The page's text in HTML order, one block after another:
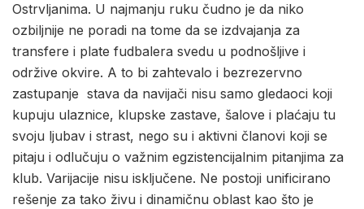
Ostrvljanima. U najmanju ruku čudno je da niko
ozbiljnije ne poradi na tome da se izdvajanja za
transfere i plate fudbalera svedu u podnošljive i
održive okvire. A to bi zahtevalo i bezrezervno
zastupanje stava da navijači nisu samo gledaoci koji
kupuju ulaznice, klupske zastave, šalove i plaćaju tu
svoju ljubav i strast, nego su i aktivni članovi koji se
pitaju i odlučuju o važnim egzistencijalnim pitanjima za
klub. Varijacije nisu isključene. Ne postoji unificirano
rešenje za tako živu i dinamičnu oblast kao što je